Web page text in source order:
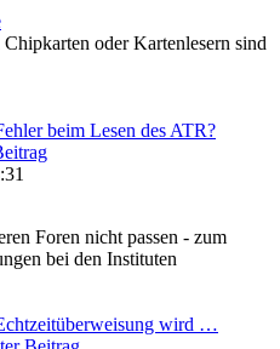
oder Kartenlesern sind
beim Lesen des ATR?
Foren nicht passen - zum
bei den Instituten
wird …